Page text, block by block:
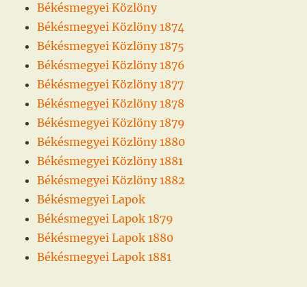
Békésmegyei Közlöny
Békésmegyei Közlöny 1874
Békésmegyei Közlöny 1875
Békésmegyei Közlöny 1876
Békésmegyei Közlöny 1877
Békésmegyei Közlöny 1878
Békésmegyei Közlöny 1879
Békésmegyei Közlöny 1880
Békésmegyei Közlöny 1881
Békésmegyei Közlöny 1882
Békésmegyei Lapok
Békésmegyei Lapok 1879
Békésmegyei Lapok 1880
Békésmegyei Lapok 1881